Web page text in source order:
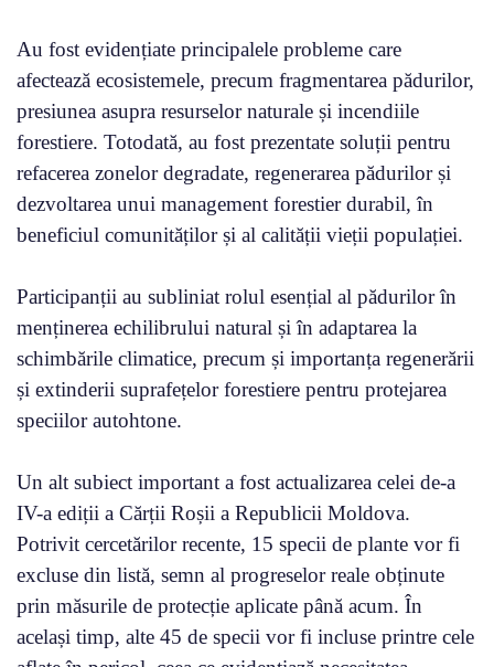
Au fost evidențiate principalele probleme care
afectează ecosistemele, precum fragmentarea pădurilor,
presiunea asupra resurselor naturale și incendiile
forestiere. Totodată, au fost prezentate soluții pentru
refacerea zonelor degradate, regenerarea pădurilor și
dezvoltarea unui management forestier durabil, în
beneficiul comunităților și al calității vieții populației.
Participanții au subliniat rolul esențial al pădurilor în
menținerea echilibrului natural și în adaptarea la
schimbările climatice, precum și importanța regenerării
și extinderii suprafețelor forestiere pentru protejarea
speciilor autohtone.
Un alt subiect important a fost actualizarea celei de-a
IV-a ediții a Cărții Roșii a Republicii Moldova.
Potrivit cercetărilor recente, 15 specii de plante vor fi
excluse din listă, semn al progreselor reale obținute
prin măsurile de protecție aplicate până acum. În
același timp, alte 45 de specii vor fi incluse printre cele